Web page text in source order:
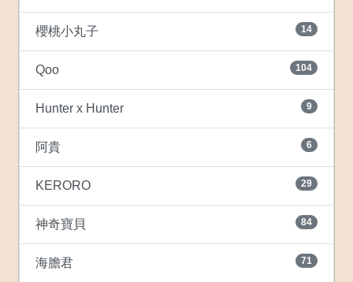
櫻桃小丸子 14
Qoo 104
Hunter x Hunter 9
阿貴 6
KERORO 29
神奇寶貝 84
海膽君 71